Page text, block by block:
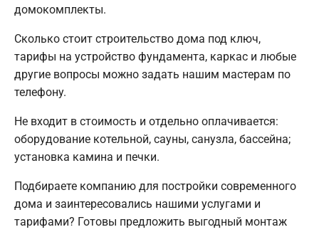
домокомплекты.
Сколько стоит строительство дома под ключ,
тарифы на устройство фундамента, каркас и любые
другие вопросы можно задать нашим мастерам по
телефону.
Не входит в стоимость и отдельно оплачивается:
оборудование котельной, сауны, санузла, бассейна;
установка камина и печки.
Подбираете компанию для постройки современного
дома и заинтересовались нашими услугами и
тарифами? Готовы предложить выгодный монтаж